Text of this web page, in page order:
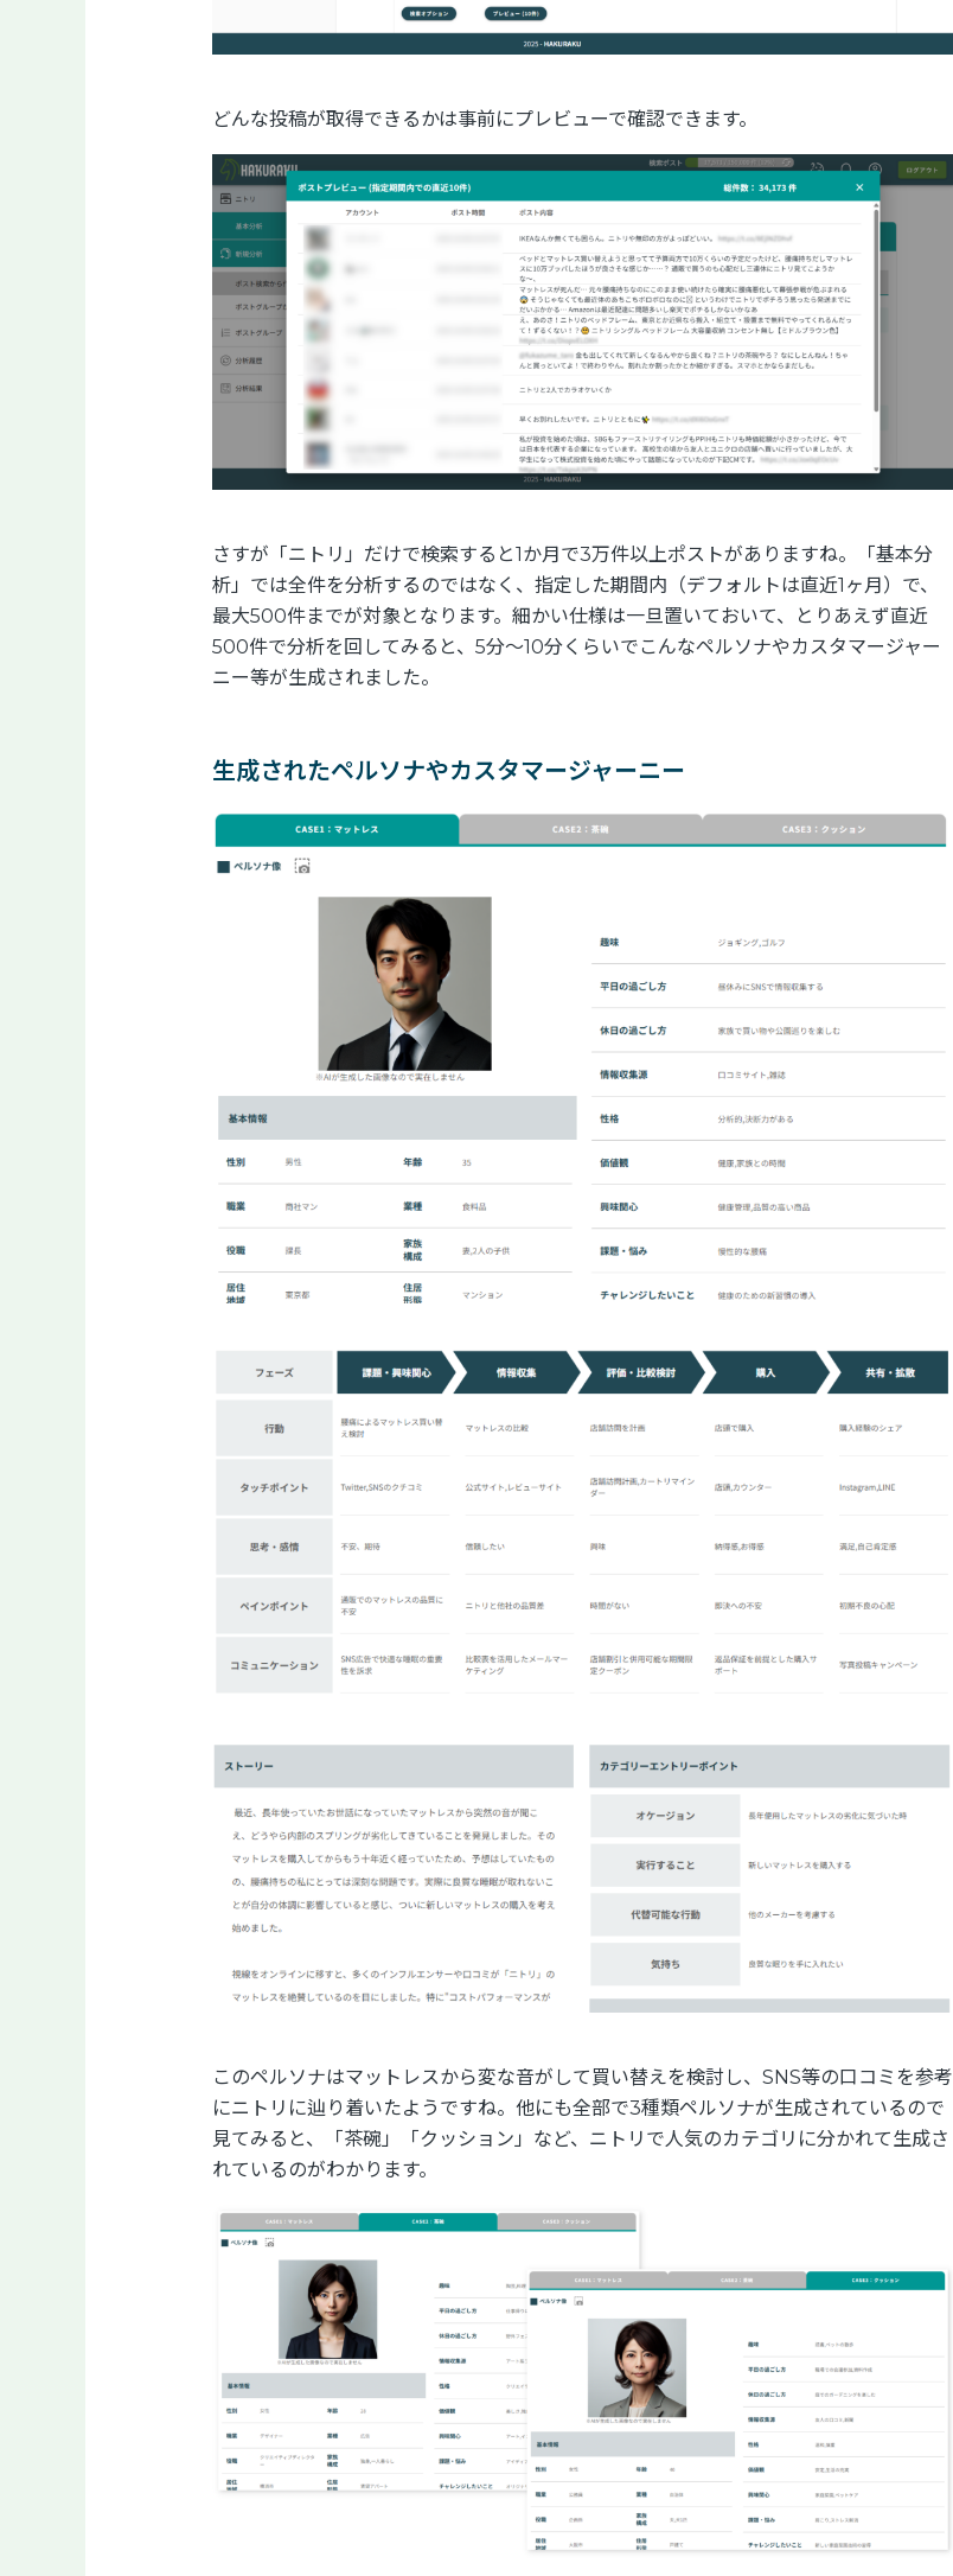
どんな投稿が取得できるかは事前にプレビューで確認できます。
さすが「ニトリ」だけで検索すると1か月で3万件以上ポストがありますね。「基本分
析」では全件を分析するのではなく、指定した期間内（デフォルトは直近1ヶ月）で、
最大500件までが対象となります。細かい仕様は一旦置いておいて、とりあえず直近
500件で分析を回してみると、5分～10分くらいでこんなペルソナやカスタマージャー
ニー等が生成されました。
生成されたペルソナやカスタマージャーニー
このペルソナはマットレスから変な音がして買い替えを検討し、SNS等の口コミを参考
にニトリに辿り着いたようですね。他にも全部で3種類ペルソナが生成されているので
見てみると、「茶碗」「クッション」など、ニトリで人気のカテゴリに分かれて生成さ
れているのがわかります。